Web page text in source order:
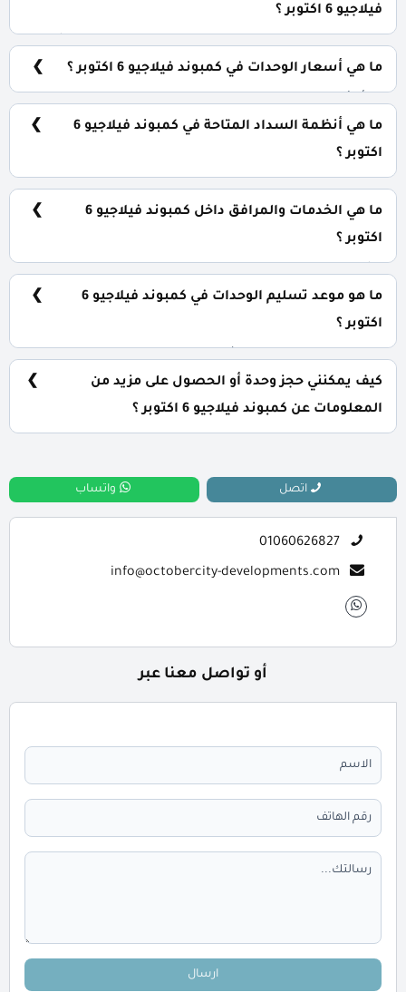
فيلاجيو 6 اكتوبر ؟
شقق سكنية: تبدأ من 55 متر² تاون هاوس: تبدأ من 208 متر²
ما هي أسعار الوحدات في كمبوند فيلاجيو 6 اكتوبر ؟
والمساحة، كما أن الأسعار قابلة للتغيير حسب تطورات
السوق.
ما هي أنظمة السداد المتاحة في كمبوند فيلاجيو 6
اكتوبر ؟
الباقي على فترة تصل إلي 12 سنة بدون أي فوائد.
ما هي الخدمات والمرافق داخل كمبوند فيلاجيو 6
اكتوبر ؟
نادي اجتماعي، مناطق ترفيهية للأطفال، حمامات سباحة،
ومناطق تجارية.
ما هو موعد تسليم الوحدات في كمبوند فيلاجيو 6
اكتوبر ؟
التعاقد، مع إمكانية التسليم نصف تشطيب أو تشطيب كامل
حسب رغبة العميل.
كيف يمكنني حجز وحدة أو الحصول على مزيد من
المعلومات عن كمبوند فيلاجيو 6 اكتوبر ؟
اتصل واتساب
01060626827
info@octobercity-developments.com
أو تواصل معنا عبر
ارسال